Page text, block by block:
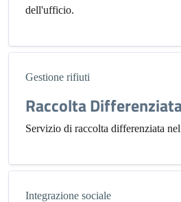
dell'ufficio.
Gestione rifiuti
Raccolta
Servizio di raccolta differenziata
Integrazione sociale